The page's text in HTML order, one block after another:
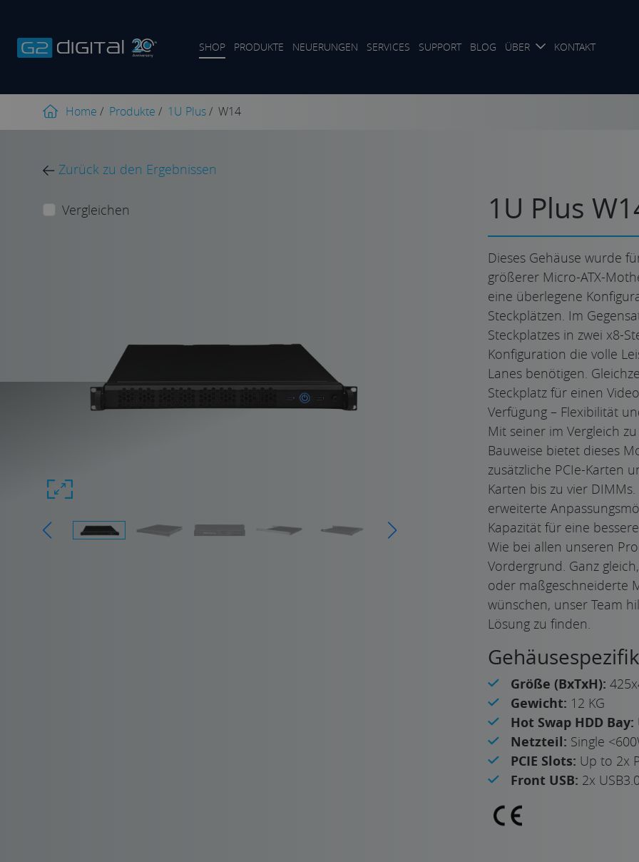
SHOP PRODUKTE NEUERUNGEN SERVICES SUPPORT BLOG ÜBER KONTAKT
Home / Produkte / 1U Plus/ W14
Zurück zu den Ergebnissen
Vergleichen 1U Plus
Dieses Gehäuse wurde
größerer Micro-ATX-
eine überlegene
Steckplätzen. Im
Steckplatzes in zwei x8-
Konfiguration die volle
Lanes benötigen.
Steckplatz für einen
Verfügung – Flexibilität
Mit seiner im Vergleich
Bauweise bietet dieses
zusätzliche PCIe-Karten
Karten bis zu vier
erweiterte
Kapazität für eine
Wie bei allen unseren
Vordergrund. Ganz
oder maßgeschneiderte
wünschen, unser Team
Lösung zu finden.
Größe (BxTxH):
Gewicht: 12 KG
Hot Swap HDD Bay:
Netzteil: Single
PCIE Slots: Up to 2x
Front USB: 2x